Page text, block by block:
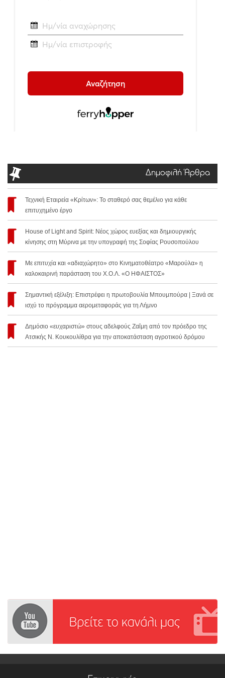
Δημοφιλή Άρθρα
Τεχνική Εταιρεία «Κρίτων»: Το σταθερό σας θεμέλιο για κάθε
επιτυχημένο έργο
House of Light and Spirit: Νέος χώρος ευεξίας και δημιουργικής
κίνησης στη Μύρινα με την υπογραφή της Σοφίας Ρουσοπούλου
Με επιτυχία και «αδιαχώρητο» στο Κινηματοθέατρο «Μαρούλα» η
καλοκαιρινή παράσταση του Χ.Ο.Λ. «Ο ΗΦΑΙΣΤΟΣ»
Σημαντική εξέλιξη: Επιστρέφει η πρωτοβουλία Μπουμπούρα | Ξανά σε
ισχύ το πρόγραμμα αερομεταφοράς για τη Λήμνο
Δημόσιο «ευχαριστώ» στους αδελφούς Ζαΐμη από τον πρόεδρο της
Ατσικής Ν. Κουκουλίθρα για την αποκατάσταση αγροτικού δρόμου